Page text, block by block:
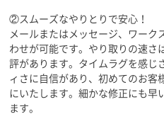
②スムーズなやりとりで安心！
メールまたはメッセージ、ワー
わせが可能です。やり取りの速さ
評があります。タイムラグを感じ
ィさに自信があり、初めてのお客
にいたします。細かな修正にも早
ます。